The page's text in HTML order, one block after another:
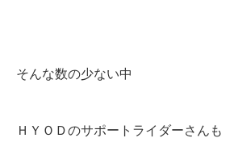
そんな数の少ない中
ＨＹＯＤのサポートライダーさんも